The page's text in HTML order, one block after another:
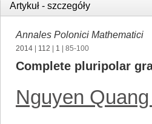
Artykuł - szczegóły
Annales Polonici Mathematici
2014 112 1 | 85-100
Complete pluripolar
Nguyen